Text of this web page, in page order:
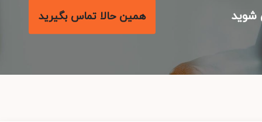
همین حالا تماس بگیرید